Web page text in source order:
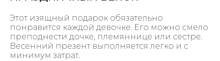
Этот изящный подарок обязательно
понравится каждой девочке. Его можно смело
преподнести дочке, племяннице или сестре.
Весенний презент выполняется легко и с
минимум затрат.